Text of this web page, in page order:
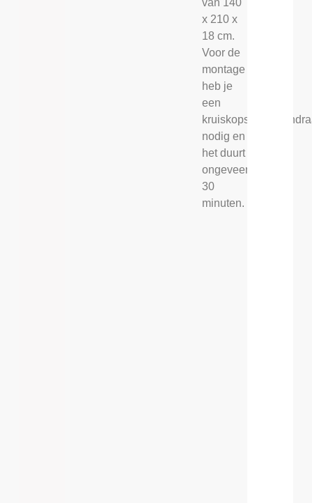
x 210 x
18 cm.
Voor de
montage
heb je
een
nodig en
het duurt
ongeveer
30
minuten.